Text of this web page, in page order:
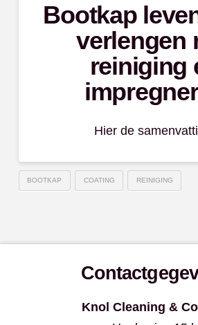
Bootkap
verlengen
reiniging
Hier de
BOOTKAP COATING REINIGING
Knol Cleaning &